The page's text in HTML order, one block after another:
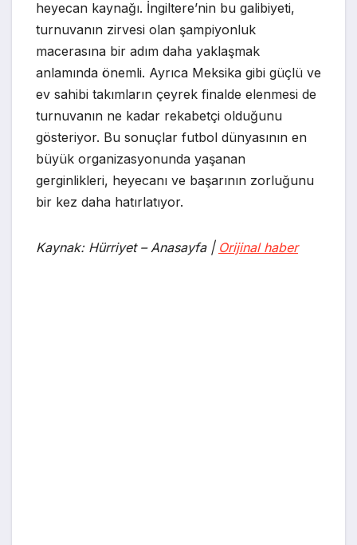
heyecan kaynağı. İngiltere’nin bu galibiyeti,
turnuvanın zirvesi olan şampiyonluk
macerasına bir adım daha yaklaşmak
anlamında önemli. Ayrıca Meksika gibi güçlü ve
ev sahibi takımların çeyrek finalde elenmesi de
turnuvanın ne kadar rekabetçi olduğunu
gösteriyor. Bu sonuçlar futbol dünyasının en
büyük organizasyonunda yaşanan
gerginlikleri, heyecanı ve başarının zorluğunu
bir kez daha hatırlatıyor.
Kaynak: Hürriyet – Anasayfa | Orijinal haber